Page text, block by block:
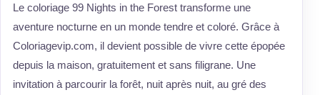
Le coloriage 99 Nights in the Forest transforme une
aventure nocturne en un monde tendre et coloré. Grâce à
Coloriagevip.com, il devient possible de vivre cette épopée
depuis la maison, gratuitement et sans filigrane. Une
invitation à parcourir la forêt, nuit après nuit, au gré des